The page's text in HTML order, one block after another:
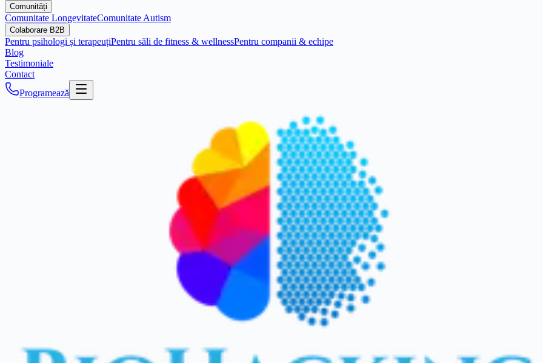
Comunități
Comunitate LongevitateComunitate Autism
Colaborare B2B
Pentru psihologi și terapeuțiPentru săli de fitness & wellnessPentru companii & echipe
Blog
Testimoniale
Contact
Programează